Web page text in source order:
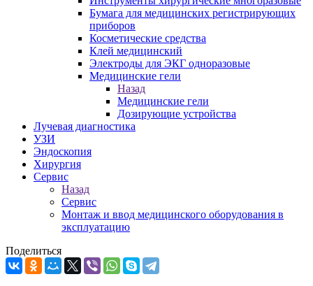
Бумага для медицинских регистрирующих
приборов
Косметические средства
Клей медицинский
Электроды для ЭКГ одноразовые
Медицинские гели
Назад
Медицинские гели
Дозирующие устройства
Лучевая диагностика
УЗИ
Эндоскопия
Хирургия
Сервис
Назад
Сервис
Монтаж и ввод медицинского оборудования в
эксплуатацию
Поделиться